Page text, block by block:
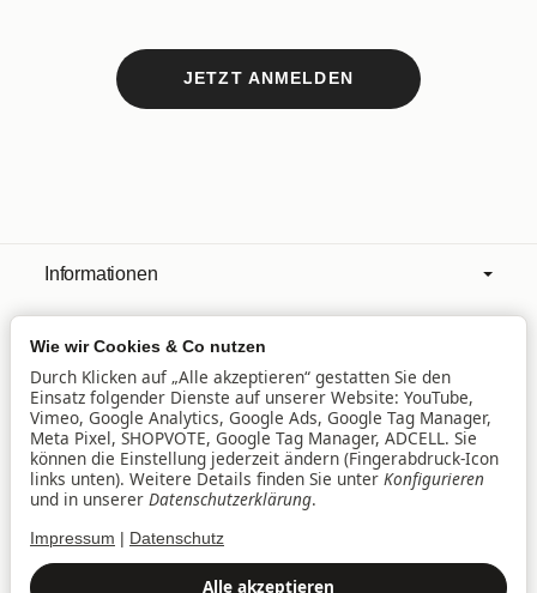
JETZT ANMELDEN
Informationen
Mehr über
Filialen
Lieferservice
Alle akzeptieren
Wie wir Cookies & Co nutzen
Durch Klicken auf „Alle akzeptieren“ gestatten Sie den
Einsatz folgender Dienste auf unserer Website: YouTube,
Vimeo, Google Analytics, Google Ads, Google Tag Manager,
Meta Pixel, SHOPVOTE, Google Tag Manager, ADCELL. Sie
können die Einstellung jederzeit ändern (Fingerabdruck-Icon
links unten). Weitere Details finden Sie unter Konfigurieren
und in unserer Datenschutzerklärung.
Impressum Datenschutz